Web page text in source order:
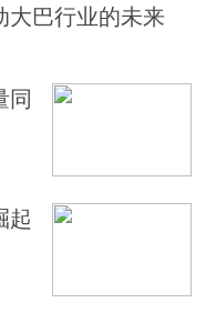
大巴行业的未来
同
起